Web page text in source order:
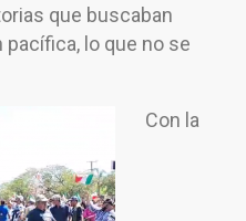
que buscaban
lo que no se
Con la